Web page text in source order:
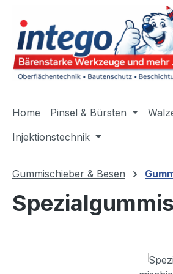
Zur Hauptnavigation springen
Home Pinsel & Bürsten
Injektionstechnik
Gummischieber & Besen